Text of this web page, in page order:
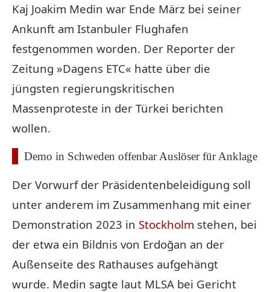
Kaj Joakim Medin war Ende März bei seiner
Ankunft am Istanbuler Flughafen
festgenommen worden. Der Reporter der
Zeitung »Dagens ETC« hatte über die
jüngsten regierungskritischen
Massenproteste in der Türkei berichten
wollen.
Demo in Schweden offenbar Auslöser für Anklage
Der Vorwurf der Präsidentenbeleidigung soll
unter anderem im Zusammenhang mit einer
Demonstration 2023 in Stockholm stehen, bei
der etwa ein Bildnis von Erdoğan an der
Außenseite des Rathauses aufgehängt
wurde. Medin sagte laut MLSA bei Gericht